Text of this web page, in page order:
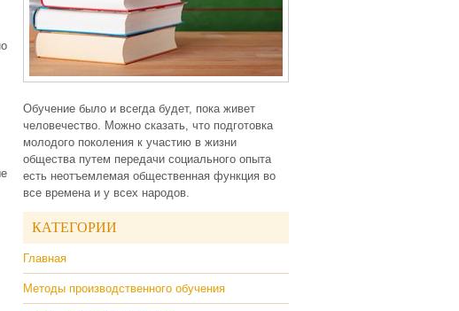
Обучение было и всегда будет, пока живет
человечество. Можно сказать, что подготовка
молодого поколения к участию в жизни
общества путем передачи социального опыта
есть неотъемлемая общественная функция во
все времена и у всех народов.
КАТЕГОРИИ
Главная
Методы производственного обучения